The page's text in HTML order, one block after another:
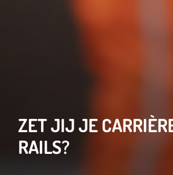
ZET JIJ JE
RAILS?